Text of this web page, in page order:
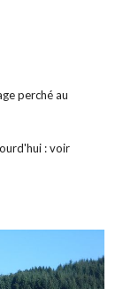
perché au
: voir